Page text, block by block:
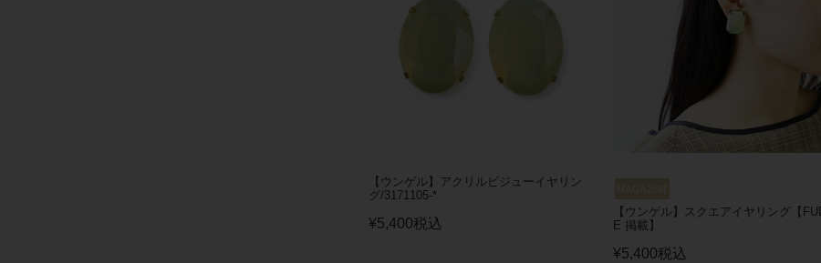
【ウンゲル】アクリルビジューイヤリン
グ/3171105-*
¥5,400税込
【ウンゲル】スクエアイヤリング【
E 掲載】
¥5,400税込